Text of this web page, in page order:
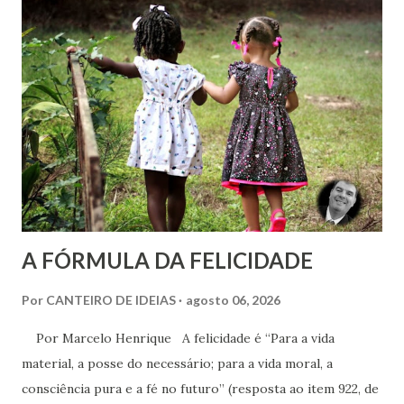
Joanna de Ângelis menciona a helioterapia e faz alusões à
cromoterapia no contexto da preservação da saúde física e
psíquica. Em nenhum momento, porém, recomenda sua
adoção como prática institucional do Espiritismo. Há
profunda diferença entre reconhecer a existência de um
recurso terapêutico e convertê-lo em atividade da Casa
Espírita.
A FÓRMULA DA FELICIDADE
Por CANTEIRO DE IDEIAS agosto 06, 2026
Por Marcelo Henrique A felicidade é “Para a vida
material, a posse do necessário; para a vida moral, a
consciência pura e a fé no futuro” (resposta ao item 922, de